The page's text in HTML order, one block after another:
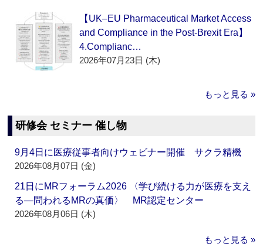
【UK–EU Pharmaceutical Market Access
and Compliance in the Post-Brexit Era】
4.Complianc…
2026年07月23日 (木)
もっと見る »
研修会 セミナー 催し物
9月4日に医療従事者向けウェビナー開催 サクラ精機
2026年08月07日 (金)
21日にMRフォーラム2026 〈学び続ける力が医療を支え
る―問われるMRの真価〉 MR認定センター
2026年08月06日 (木)
もっと見る »